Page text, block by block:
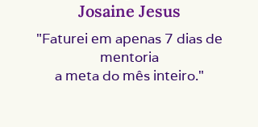
Josaine Jesus
"Faturei em apenas 7 dias de
mentoria
a meta do mês inteiro."